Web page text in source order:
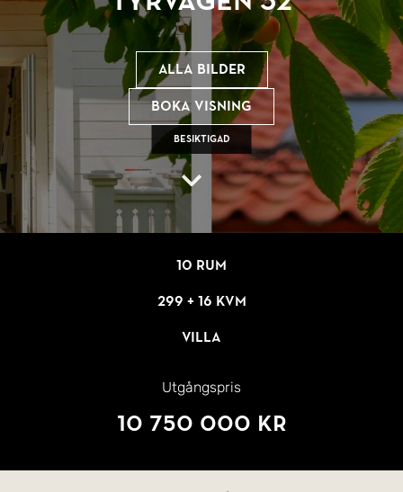
Besiktigad
Alla bilder
Boka visning
10 rum
299 + 16 kvm
Villa
Utgångspris
10 750 000 kr